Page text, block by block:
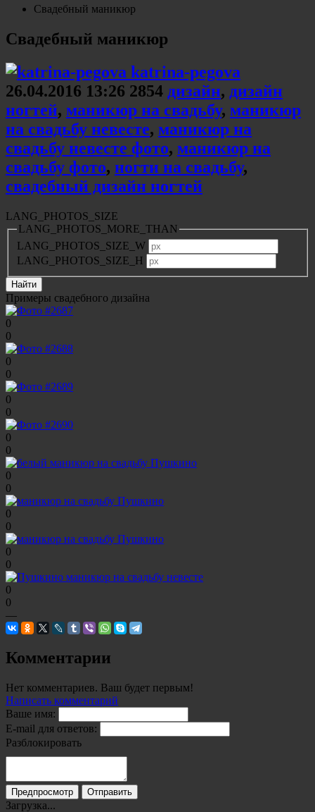
Свадебный маникюр
Свадебный маникюр
katrina-pegova
26.04.2016 13:26 2854 дизайн, дизайн
ногтей, маникюр на свадьбу, маникюр
на свадьбу невесте, маникюр на
свадьбу невесте фото, маникюр на
свадьбу фото, ногти на свадьбу,
свадебный дизайн ногтей
LANG_PHOTOS_SIZE
LANG_PHOTOS_MORE_THAN
LANG_PHOTOS_SIZE_W
LANG_PHOTOS_SIZE_H
Примеры свадебного дизайна
0
0
0
0
0
0
0
0
0
0
0
0
0
0
0
0
—
Комментарии
Нет комментариев. Ваш будет первым!
Написать комментарий
Ваше имя:
E-mail для ответов:
Разблокировать
Загрузка...